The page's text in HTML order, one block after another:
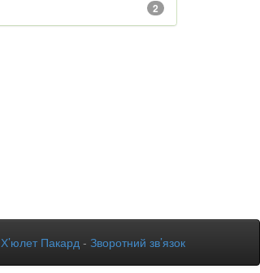
2
Х’юлет Пакард - Зворотний зв’язок